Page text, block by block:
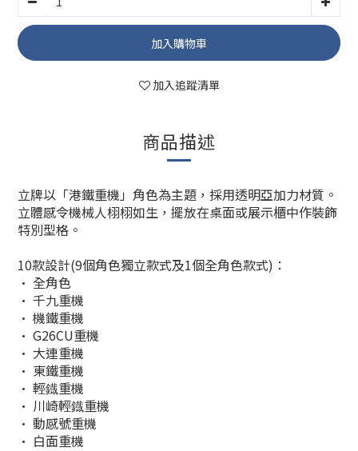
加入購物車
加入追蹤清單
商品描述
立牌以「港鐵重機」角色為主題，採用透明亞加力材質。
立體感令機械人栩栩如生，擺放在桌面或展示櫃中作裝飾
特別型格。
10款設計(9個角色獨立款式及1個全角色款式)：
• 全角色
• 千九重機
• 機鐵重機
• G26CU重機
• 大連重機
• 東鐵重機
• 輕鐡重機
• 川崎輕鐡重機
• 動感號重機
• 白面重機